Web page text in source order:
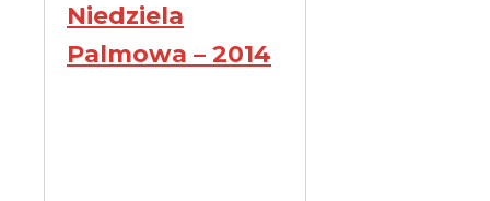
Niedziela
Palmowa – 2014